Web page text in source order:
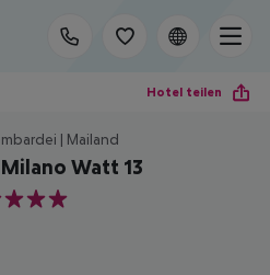
Hotel teilen
| Mailand
Watt 13